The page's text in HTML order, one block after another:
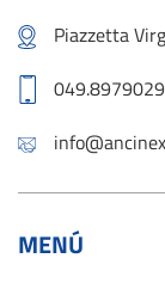
Piazzetta
049.8979029
MENÚ